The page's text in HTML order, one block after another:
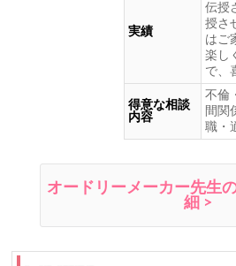
実績
伝授
授さ
はご
楽し
で、
得意な相談
内容
不倫
間関
職・
オードリーメーカー先生
細 >